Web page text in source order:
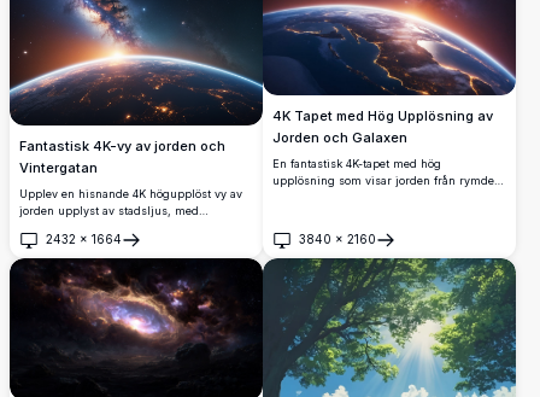
avlägsna berg. Perfekt för
astronomiintresserade, naturälskare och
fotografer som söker en fantastisk
himmelsk vy.
Fantastisk 4K-vy av jorden och
Vintergatan
Upplev en hisnande 4K högupplöst vy av
jorden upplyst av stadsljus, med
bakgrunden. Detta kosmiska mästerverk
fångar skönheten hos vår planet mot
rymdens oändlighet, och visar upp en
glödande horisont och invecklade
galaktiska detaljer. Perfekt för
astronomiälskare, rymdentusiaster och
alla som söker inspirerande bilder av
universum i ultrahög upplösning.
2432 × 1664
Öppna
4K Tapet med Hög Upplösning av
Jorden och Galaxen
En fantastisk 4K-tapet med hög
upplösning som visar jorden från rymden
färgglad galax i bakgrunden. Perfekt för
rymdentusiaster och alla som letar efter en
förbluffande bakgrund för skrivbord eller
mobil.
3840 × 2160
Öppna